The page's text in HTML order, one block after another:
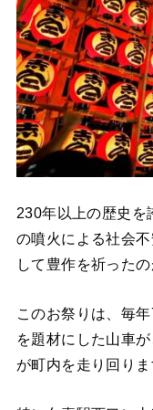
230年以上の歴史を
の噴火による社会
して豊作を祈った
このお祭りは、毎
を題材にした山車
が町内を走り回りま